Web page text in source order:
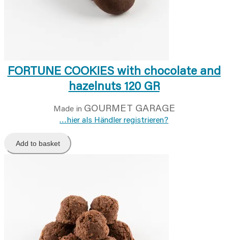
FORTUNE COOKIES with chocolate and
hazelnuts 120 GR
Made in GOURMET GARAGE
…hier als Händler registrieren?
Add to basket